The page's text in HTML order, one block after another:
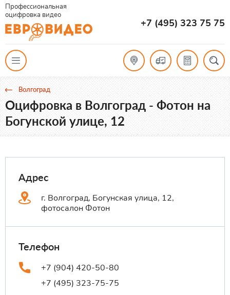
Профессиональная
оцифровка видео
+7 (495) 323 75 75
Волгоград
Оцифровка в Волгоград - Фотон на
Богунской улице, 12
Адрес
г. Волгоград, Богунская улица, 12,
фотосалон Фотон
Телефон
+7 (904) 420-50-80
+7 (495) 323-75-75